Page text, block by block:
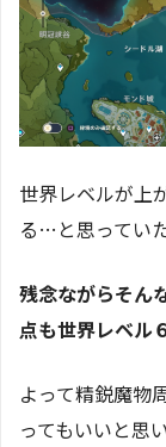
世界レベルが上
る…と思ってい
残念ながらそん
点も世界レベル
よって精鋭魔物
ってもいいと思